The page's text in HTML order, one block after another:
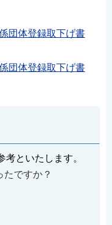
団体登録取下げ書
団体登録取下げ書
といたします。
ですか？